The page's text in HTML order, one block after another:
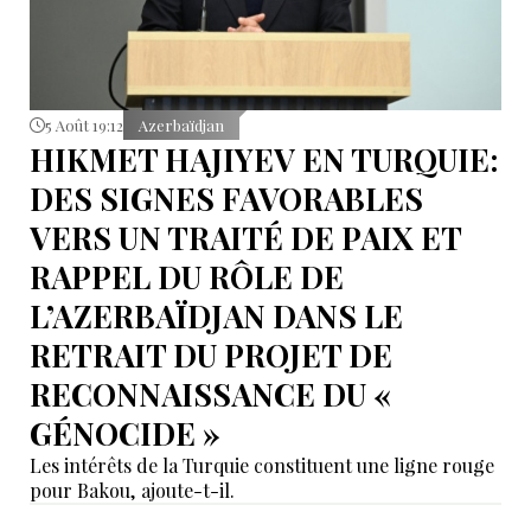
5 Août 19:12 Azerbaïdjan
HIKMET HAJIYEV EN TURQUIE:
DES SIGNES FAVORABLES
VERS UN TRAITÉ DE PAIX ET
RAPPEL DU RÔLE DE
L’AZERBAÏDJAN DANS LE
RETRAIT DU PROJET DE
RECONNAISSANCE DU «
GÉNOCIDE »
Les intérêts de la Turquie constituent une ligne rouge
pour Bakou, ajoute-t-il.